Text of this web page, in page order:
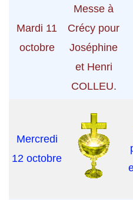
Mardi 11
octobre
Messe à
Crécy pour
Joséphine
et Henri
COLLEU.
Mercredi
12 octobre